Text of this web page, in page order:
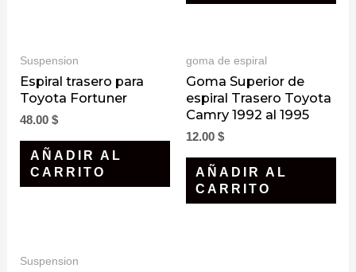
Suspension
Espiral trasero para
Toyota Fortuner
48.00$
AÑADIR AL
CARRITO
goma de espiral
Goma Superior de
espiral Trasero Toyota
Camry 1992 al 1995
12.00 $
AÑADIR AL
CARRITO
Suspension